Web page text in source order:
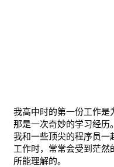
我高中时的第一份工作是
那是一次奇妙的学习经历
我和一些顶尖的程序员一
工作时，常常会受到茫
所能理解的。